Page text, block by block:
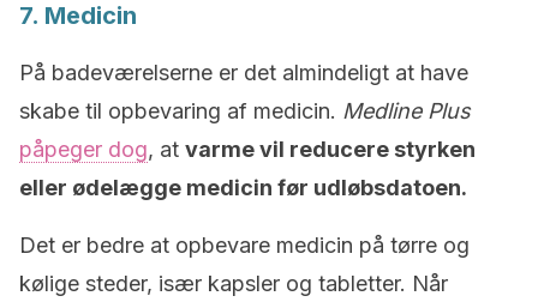
7. Medicin
På badeværelserne er det almindeligt at have
skabe til opbevaring af medicin. Medline Plus
påpeger dog, at varme vil reducere styrken
eller ødelægge medicin før udløbsdatoen.
Det er bedre at opbevare medicin på tørre og
kølige steder, især kapsler og tabletter. Når